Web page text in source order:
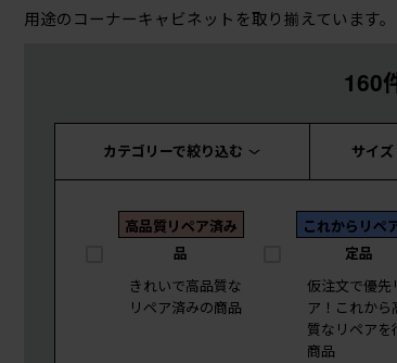
用途のコーナーキャビネットを取り揃えています。
160
カテゴリーで絞り込む サイ
高品質リペア済み
品
きれいで高品質な
リペア済みの商品
これからリペ
定品
仮注文で優先
ア！これから
質なリペアを
商品